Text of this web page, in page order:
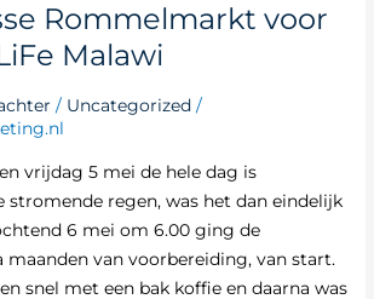
Rommelmarkt voor
Malawi
/ Uncategorized /
vrijdag 5 mei de hele dag is
stromende regen, was het dan eindelijk
6 mei om 6.00 ging de
van voorbereiding, van start.
snel met een bak koffie en daarna was